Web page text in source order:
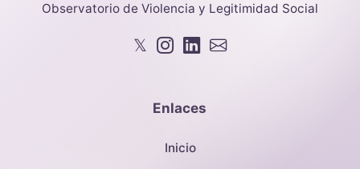
Observatorio de Violencia y Legitimidad Social
𝕏
Enlaces
Inicio